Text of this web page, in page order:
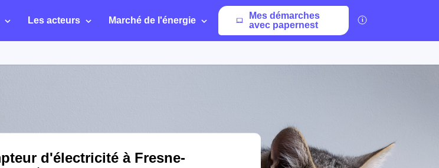
Les acteurs Marché de l'énergie
Mes démarches
avec papernest